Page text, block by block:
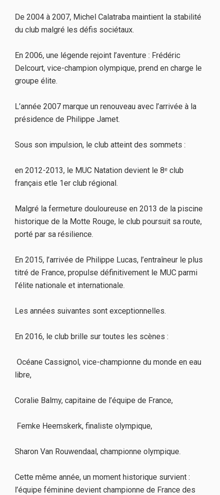
De 2004 à 2007, Michel Calatraba maintient la stabilité
du club malgré les défis sociétaux.
En 2006, une légende rejoint l’aventure : Frédéric
Delcourt, vice-champion olympique, prend en charge le
groupe élite.
L’année 2007 marque un renouveau avec l’arrivée à la
présidence de Philippe Jamet.
Sous son impulsion, le club atteint des sommets :
en 2012-2013, le MUC Natation devient le 8ᵉ club
français etle 1er club régional.
Malgré la fermeture douloureuse en 2013 de la piscine
historique de la Motte Rouge, le club poursuit sa route,
porté par sa résilience.
En 2015, l’arrivée de Philippe Lucas, l’entraîneur le plus
titré de France, propulse définitivement le MUC parmi
l’élite nationale et internationale.
Les années suivantes sont exceptionnelles.
En 2016, le club brille sur toutes les scènes :
Océane Cassignol, vice-championne du monde en eau
libre,
Coralie Balmy, capitaine de l’équipe de France,
Femke Heemskerk, finaliste olympique,
Sharon Van Rouwendaal, championne olympique.
Cette même année, un moment historique survient :
l’équipe féminine devient championne de France des